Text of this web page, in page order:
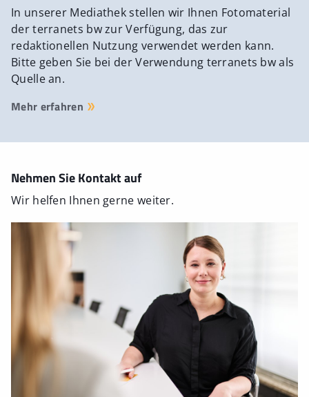
In unserer Mediathek stellen wir Ihnen Fotomaterial
der terranets bw zur Verfügung, das zur
redaktionellen Nutzung verwendet werden kann.
Bitte geben Sie bei der Verwendung terranets bw als
Quelle an.
Mehr erfahren
Nehmen Sie Kontakt auf
Wir helfen Ihnen gerne weiter.